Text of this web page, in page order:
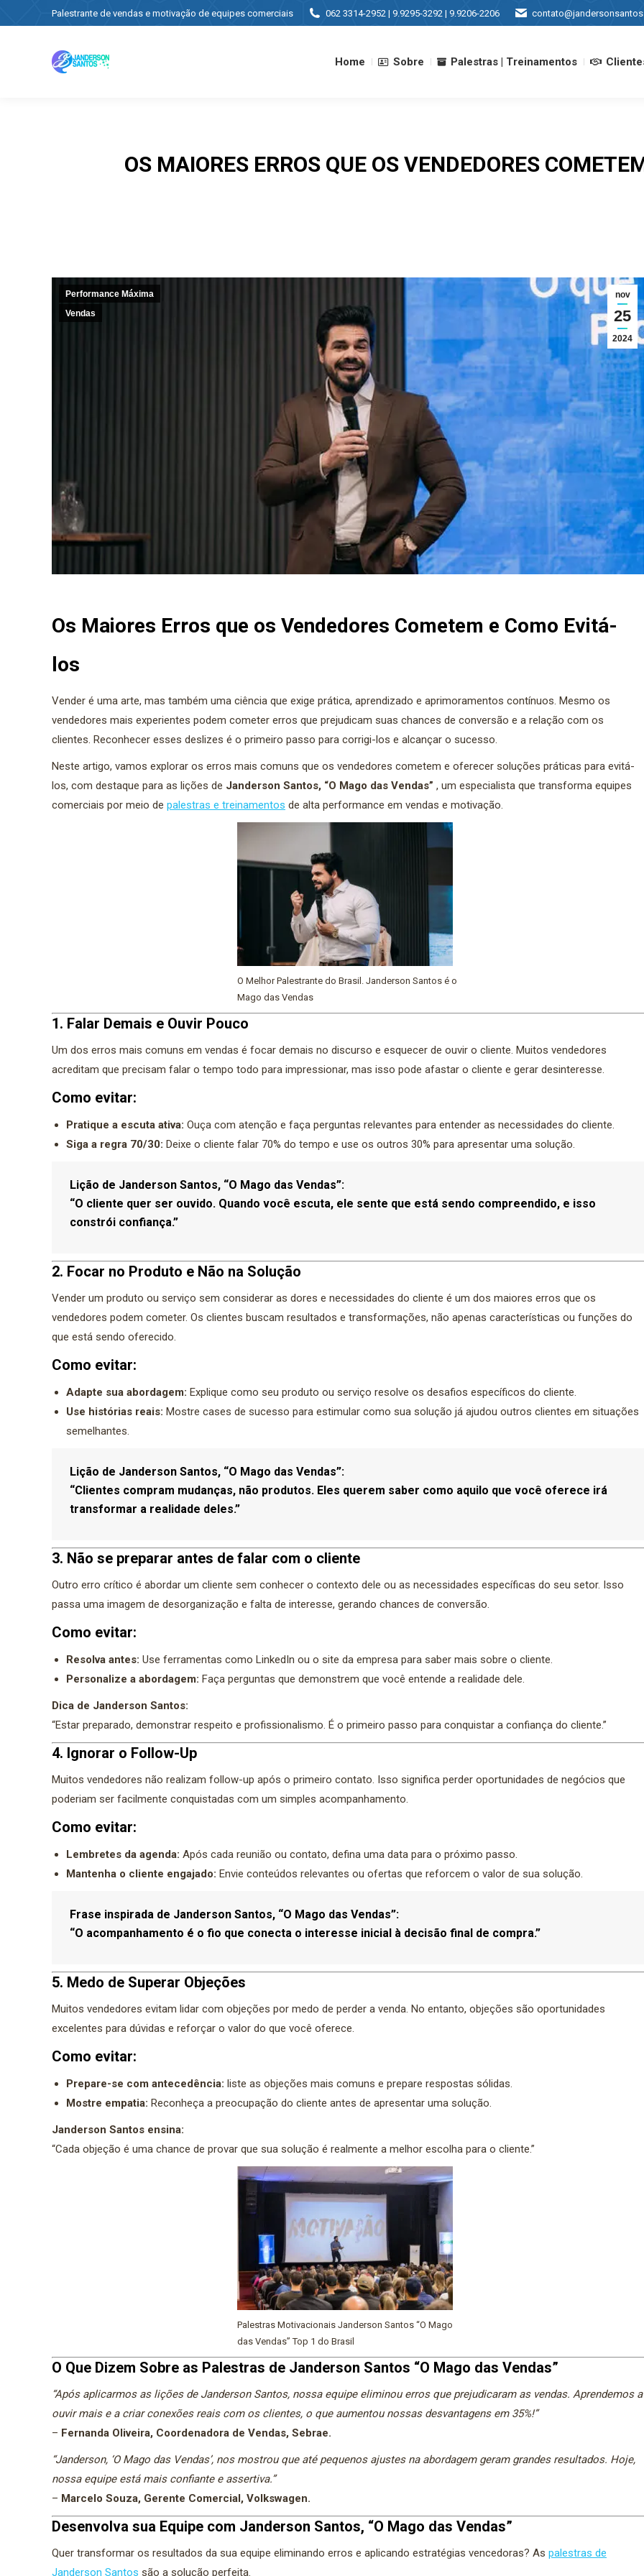
Palestrante de vendas e motivação de equipes comerciais 062 3314-2952 | 9.9295-3292 | 9.9206-2206
Home Sobre Palestras | Treinamentos
OS MAIORES ERROS QUE OS VENDEDORES
nov
25
2024
Performance Máxima
Vendas
Os Maiores Erros que os Vendedores Cometem e Como Evitá-
los
Vender é uma arte, mas também uma ciência que exige prática, aprendizado e aprimoramentos contínuos. Mesmo os
vendedores mais experientes podem cometer erros que prejudicam suas chances de conversão e a relação com os
clientes. Reconhecer esses deslizes é o primeiro passo para corrigi-los e alcançar o sucesso.
Neste artigo, vamos explorar os erros mais comuns que os vendedores cometem e oferecer soluções práticas para evitá-
los, com destaque para as lições de Janderson Santos, “O Mago das Vendas” , um especialista que transforma equipes
comerciais por meio de palestras e treinamentos de alta performance em vendas e motivação.
O Melhor Palestrante do Brasil. Janderson Santos é o
Mago das Vendas
1. Falar Demais e Ouvir Pouco
Um dos erros mais comuns em vendas é focar demais no discurso e esquecer de ouvir o cliente. Muitos vendedores
acreditam que precisam falar o tempo todo para impressionar, mas isso pode afastar o cliente e gerar desinteresse.
Como evitar:
Pratique a escuta ativa: Ouça com atenção e faça perguntas relevantes para entender as necessidades do cliente.
Siga a regra 70/30: Deixe o cliente falar 70% do tempo e use os outros 30% para apresentar uma solução.
Lição de Janderson Santos, “O Mago das Vendas”:
“O cliente quer ser ouvido. Quando você escuta, ele sente que está sendo compreendido, e isso
constrói confiança.”
2. Focar no Produto e Não na Solução
Vender um produto ou serviço sem considerar as dores e necessidades do cliente é um dos maiores erros que os
vendedores podem cometer. Os clientes buscam resultados e transformações, não apenas características ou funções do
que está sendo oferecido.
Como evitar:
Adapte sua abordagem: Explique como seu produto ou serviço resolve os desafios específicos do cliente.
Use histórias reais: Mostre cases de sucesso para estimular como sua solução já ajudou outros clientes em situações
semelhantes.
Lição de Janderson Santos, “O Mago das Vendas”:
“Clientes compram mudanças, não produtos. Eles querem saber como aquilo que você oferece irá
transformar a realidade deles.”
3. Não se preparar antes de falar com o cliente
Outro erro crítico é abordar um cliente sem conhecer o contexto dele ou as necessidades específicas do seu setor. Isso
passa uma imagem de desorganização e falta de interesse, gerando chances de conversão.
Como evitar:
Resolva antes: Use ferramentas como LinkedIn ou o site da empresa para saber mais sobre o cliente.
Personalize a abordagem: Faça perguntas que demonstrem que você entende a realidade dele.
Dica de Janderson Santos:
“Estar preparado, demonstrar respeito e profissionalismo. É o primeiro passo para conquistar a confiança do cliente.”
4. Ignorar o Follow-Up
Muitos vendedores não realizam follow-up após o primeiro contato. Isso significa perder oportunidades de negócios que
poderiam ser facilmente conquistadas com um simples acompanhamento.
Como evitar:
Lembretes da agenda: Após cada reunião ou contato, defina uma data para o próximo passo.
Mantenha o cliente engajado: Envie conteúdos relevantes ou ofertas que reforcem o valor de sua solução.
Frase inspirada de Janderson Santos, “O Mago das Vendas”:
“O acompanhamento é o fio que conecta o interesse inicial à decisão final de compra.”
5. Medo de Superar Objeções
Muitos vendedores evitam lidar com objeções por medo de perder a venda. No entanto, objeções são oportunidades
excelentes para dúvidas e reforçar o valor do que você oferece.
Como evitar:
Prepare-se com antecedência: liste as objeções mais comuns e prepare respostas sólidas.
Mostre empatia: Reconheça a preocupação do cliente antes de apresentar uma solução.
Janderson Santos ensina:
“Cada objeção é uma chance de provar que sua solução é realmente a melhor escolha para o cliente.”
Palestras Motivacionais Janderson Santos “O Mago
das Vendas” Top 1 do Brasil
O Que Dizem Sobre as Palestras de Janderson Santos “O Mago das Vendas”
“Após aplicarmos as lições de Janderson Santos, nossa equipe eliminou erros que prejudicaram as vendas. Aprendemos a
ouvir mais e a criar conexões reais com os clientes, o que aumentou nossas desvantagens em 35%!”
– Fernanda Oliveira, Coordenadora de Vendas, Sebrae.
“Janderson, ‘O Mago das Vendas’, nos mostrou que até pequenos ajustes na abordagem geram grandes resultados. Hoje,
nossa equipe está mais confiante e assertiva.”
– Marcelo Souza, Gerente Comercial, Volkswagen.
Desenvolva sua Equipe com Janderson Santos, “O Mago das Vendas”
Quer transformar os resultados da sua equipe eliminando erros e aplicando estratégias vencedoras? As palestras de
Janderson Santos são a solução perfeita.
Palestras | Treinamentos